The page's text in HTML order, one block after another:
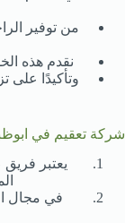
من توفير
نقدم هذه
وتأكيدًا على
شركة تعقيم في
يعتبر
في مجال